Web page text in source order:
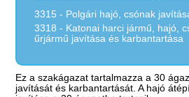
3315 - Polgári hajó, csónak
3318 - Katonai harci jármű, hajó,
űrjármű javítása és karbantartása
Ez a szakágazat tartalmazza a 30
javítását és karbantartását. A hajó